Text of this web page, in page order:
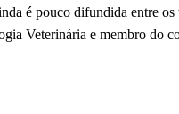
é pouco difundida entre os
Veterinária e membro do